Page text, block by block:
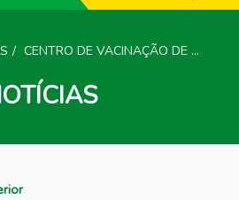
CENTRO DE VACINAÇÃO DE FAMALICÃO DESACTIVADO A PARTIR DESTA SEXTA-FEIRA